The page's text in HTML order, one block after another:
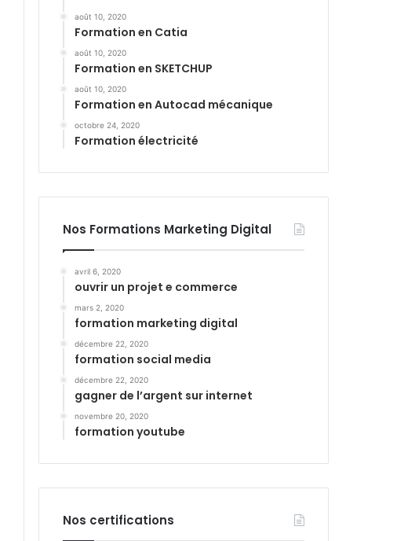
août 10, 2020
Formation en Catia
août 10, 2020
Formation en SKETCHUP
août 10, 2020
Formation en Autocad mécanique
octobre 24, 2020
Formation électricité
Nos Formations Marketing Digital
avril 6, 2020
ouvrir un projet e commerce
mars 2, 2020
formation marketing digital
décembre 22, 2020
formation social media
décembre 22, 2020
gagner de l’argent sur internet
novembre 20, 2020
formation youtube
Nos certifications